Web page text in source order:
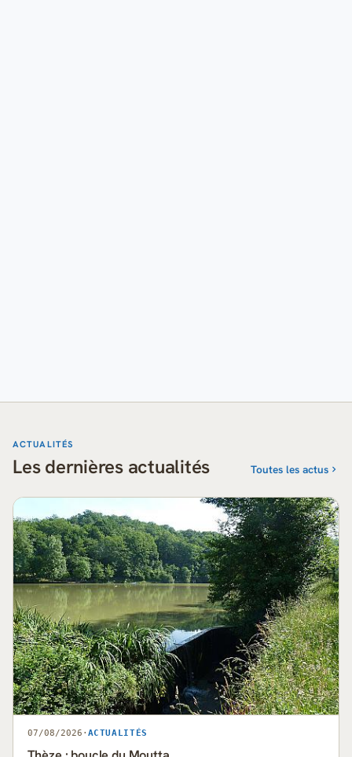
ACTUALITÉS
Les dernières actualités Toutes les actus
07/08/2026 · ACTUALITÉS